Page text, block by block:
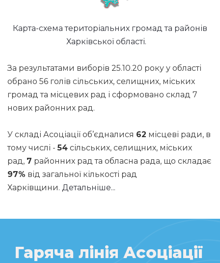
Карта-схема територіальних громад та районів
Харківської області.
За результатами виборів 25.10.20 року у області
обрано 56 голів сільських, селищних, міських
громад та місцевих рад і сформовано склад 7
нових районних рад.
У складі Асоціації об’єдналися 62 місцеві ради, в
тому числі -54 сільських, селищних, міських
рад, 7 районних рад та обласна рада, що складає
97% від загальної кількості рад
Харківщини. Детальніше...
Гаряча лінія Асоціації